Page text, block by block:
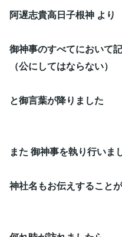
阿遅志貴高日子根神 より
御神事のすべてにおいて
（公にしてはならない）
と御言葉が降りました
また 御神事を執り行いま
神社名もお伝えすること